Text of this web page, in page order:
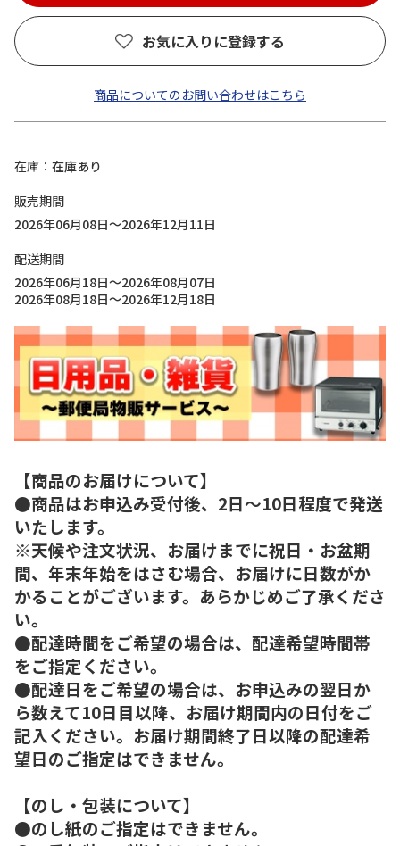
お気に入りに登録する
商品についてのお問い合わせはこちら
在庫
在庫あり
販売期間
2026年06月08日～2026年12月11日
配送期間
2026年06月18日～2026年08月07日
2026年08月18日～2026年12月18日
【商品のお届けについて】
●商品はお申込み受付後、2日～10日程度で発送
いたします。
※天候や注文状況、お届けまでに祝日・お盆期
間、年末年始をはさむ場合、お届けに日数がか
かることがございます。あらかじめご了承くださ
い。
●配達時間をご希望の場合は、配達希望時間帯
をご指定ください。
●配達日をご希望の場合は、お申込みの翌日か
ら数えて10日目以降、お届け期間内の日付をご
記入ください。お届け期間終了日以降の配達希
望日のご指定はできません。
【のし・包装について】
●のし紙のご指定はできません。